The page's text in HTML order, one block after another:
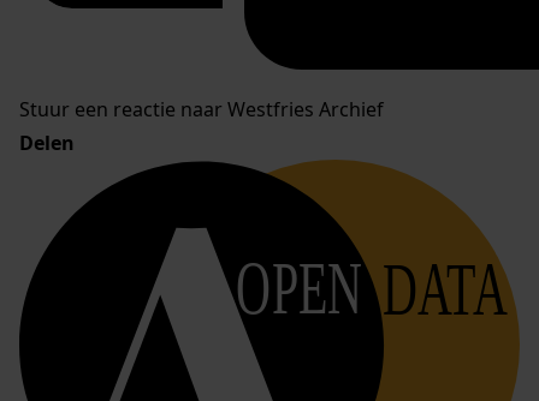
Stuur een reactie naar Westfries Archief
Delen
OPEN DATA